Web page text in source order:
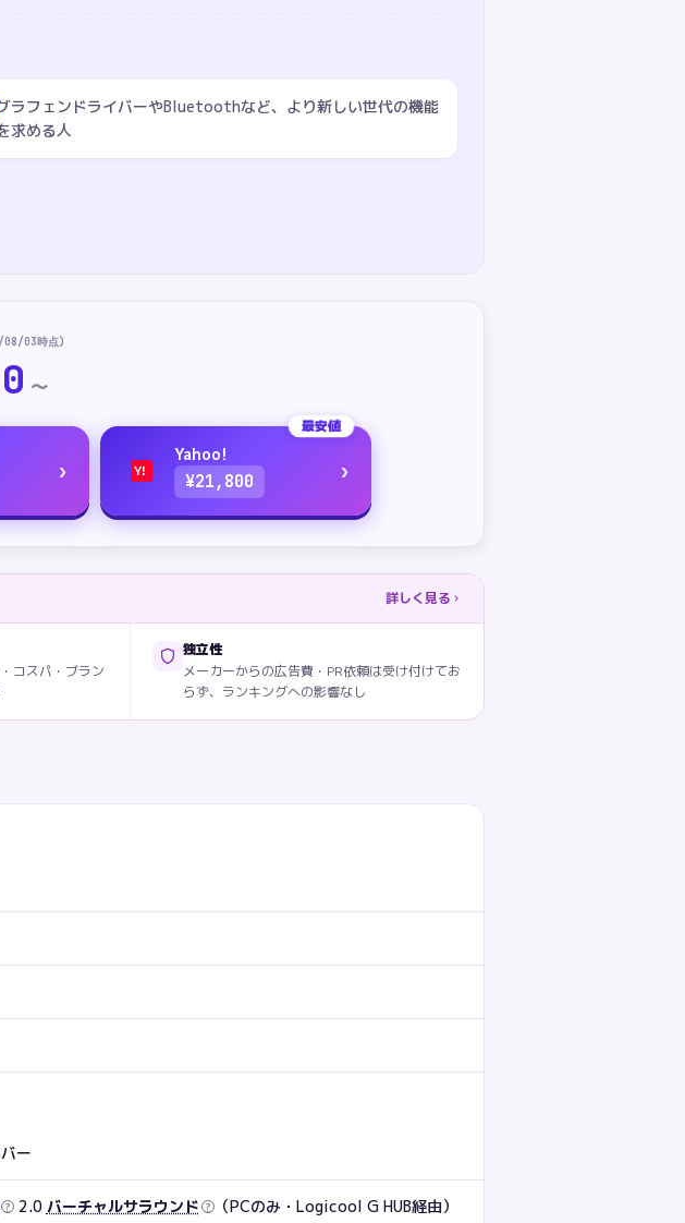
ラフェンドライバーやBluetoothなど、より新しい世代の機能
求める人
08/03時点)
〜
›
最安値
Y!
Yahoo!
¥21,800 ›
詳しく見る
コスパ・ブラン
独立性
メーカーからの広告費・PR依頼は受け付けてお
らず、ランキングへの影響なし
ー
? 2.0 バーチャルサラウンド ? （PCのみ・Logicool G HUB経由）